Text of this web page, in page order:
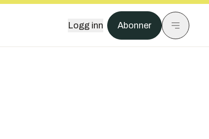
Logg inn Abonner